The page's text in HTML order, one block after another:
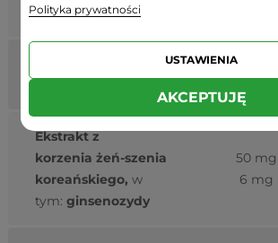
w tym:procyjanidyn
40 mg
Ekstrakt z
korzenia żeń-szenia
koreańskiego, w
tym: ginsenozydy
50 mg
6 mg
Polityka prywatności
USTAWIENIA
AKCEPTUJĘ